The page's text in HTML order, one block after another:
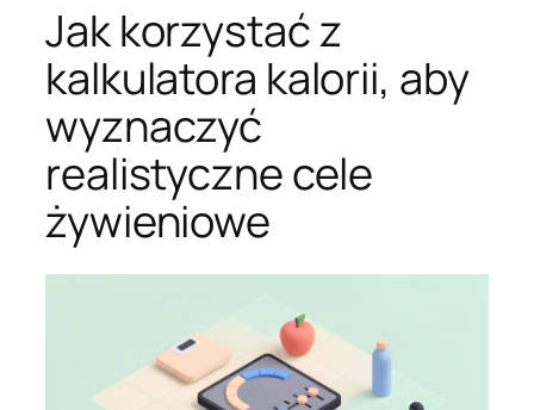
Jak korzystać z
kalkulatora kalorii, aby
wyznaczyć
realistyczne cele
żywieniowe